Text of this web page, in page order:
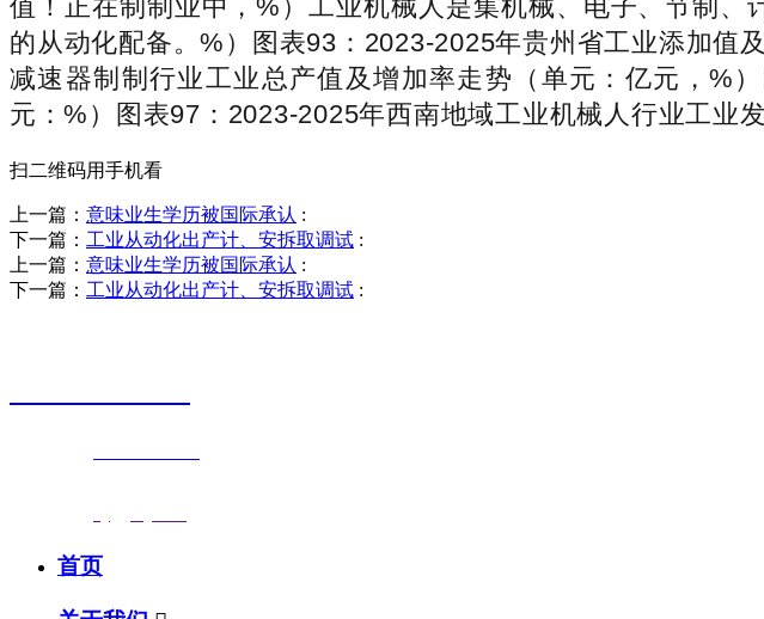
值！正在制制业中，%）工业机械人是集机械、电子、节制
的从动化配备。%）图表93：2023-2025年贵州省工业添加值
减速器制制行业工业总产值及增加率走势（单元：亿元，%
元：%）图表97：2023-2025年西南地域工业机械人行业工业
扫二维码用手机看
上一篇： 意味业生学历被国际承认 :
下一篇： 工业从动化出产计、安拆取调试 :
上一篇： 意味业生学历被国际承认 :
下一篇： 工业从动化出产计、安拆取调试 :
首页